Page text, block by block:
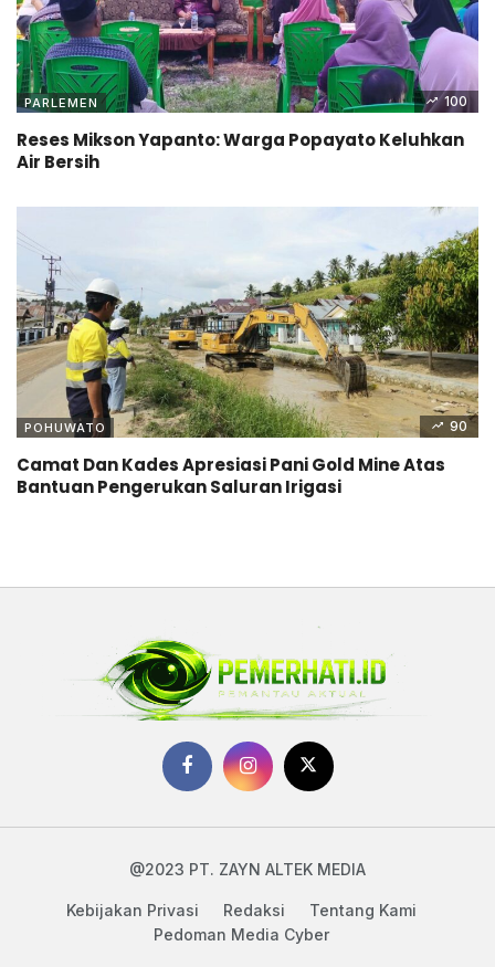
PARLEMEN 100
Reses Mikson Yapanto: Warga Popayato Keluhkan
Air Bersih
POHUWATO 90
Camat Dan Kades Apresiasi Pani Gold Mine Atas
Bantuan Pengerukan Saluran Irigasi
@2023 PT. ZAYN ALTEK MEDIA
Kebijakan Privasi Redaksi
Tentang Kami
Pedoman Media Cyber